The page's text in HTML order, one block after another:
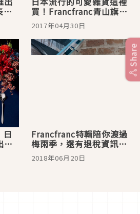
萌 買！Francfranc青山旗艦
店超好逛！
2017年04月30日
日
聖
Francfranc特輯陪你渡過
梅雨季，還有退稅資訊一
次報你知！
2018年06月20日
Share